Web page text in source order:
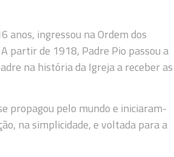
anos, ingressou na Ordem dos
partir de 1918, Padre Pio passou a
na história da Igreja a receber as
propagou pelo mundo e iniciaram-
na simplicidade, e voltada para a